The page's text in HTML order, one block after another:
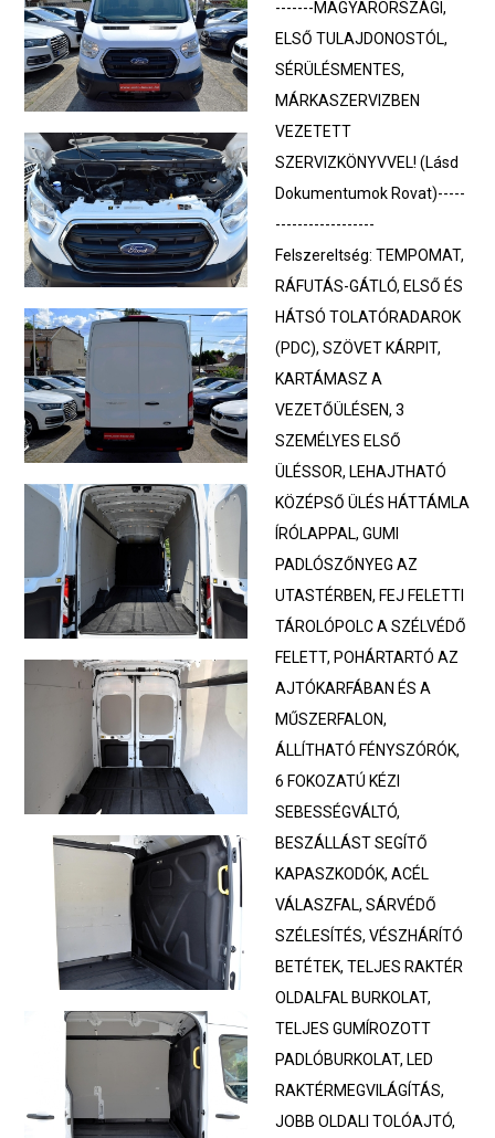
-------MAGYARORSZÁGI,
ELSŐ TULAJDONOSTÓL,
SÉRÜLÉSMENTES,
MÁRKASZERVIZBEN
VEZETETT
SZERVIZKÖNYVVEL! (Lásd
Dokumentumok Rovat)-----
------------------
Felszereltség: TEMPOMAT,
RÁFUTÁS-GÁTLÓ, ELSŐ ÉS
HÁTSÓ TOLATÓRADAROK
(PDC), SZÖVET KÁRPIT,
KARTÁMASZ A
VEZETŐÜLÉSEN, 3
SZEMÉLYES ELSŐ
ÜLÉSSOR, LEHAJTHATÓ
KÖZÉPSŐ ÜLÉS HÁTTÁMLA
ÍRÓLAPPAL, GUMI
PADLÓSZŐNYEG AZ
UTASTÉRBEN, FEJ FELETTI
TÁROLÓPOLC A SZÉLVÉDŐ
FELETT, POHÁRTARTÓ AZ
AJTÓKARFÁBAN ÉS A
MŰSZERFALON,
ÁLLÍTHATÓ FÉNYSZÓRÓK,
6 FOKOZATÚ KÉZI
SEBESSÉGVÁLTÓ,
BESZÁLLÁST SEGÍTŐ
KAPASZKODÓK, ACÉL
VÁLASZFAL, SÁRVÉDŐ
SZÉLESÍTÉS, VÉSZHÁRÍTÓ
BETÉTEK, TELJES RAKTÉR
OLDALFAL BURKOLAT,
TELJES GUMÍROZOTT
PADLÓBURKOLAT, LED
RAKTÉRMEGVILÁGÍTÁS,
JOBB OLDALI TOLÓAJTÓ,